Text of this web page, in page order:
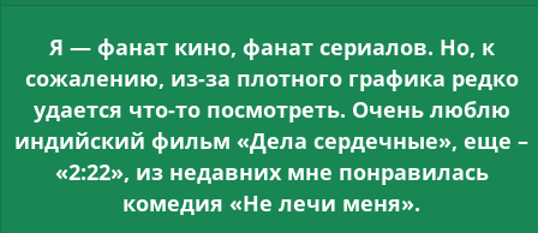
Я — фанат кино, фанат сериалов. Но, к
сожалению, из-за плотного графика редко
удается что-то посмотреть. Очень люблю
индийский фильм «Дела сердечные», еще –
«2:22», из недавних мне понравилась
комедия «Не лечи меня».